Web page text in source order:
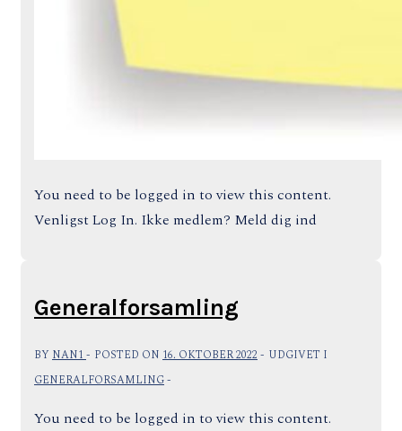
You need to be logged in to view this content.
Venligst Log In. Ikke medlem? Meld dig ind
Generalforsamling
BY NAN1 POSTED ON 16. OKTOBER 2022
UDGIVET I
GENERALFORSAMLING
You need to be logged in to view this content.